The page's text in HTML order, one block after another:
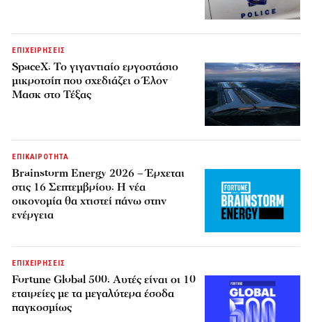
ΕΠΙΧΕΙΡΗΣΕΙΣ
SpaceX: Το γιγαντιαίο εργοστάσιο
μικροτσίπ που σχεδιάζει ο Έλον
Μασκ στο Τέξας
ΕΠΙΚΑΙΡΟΤΗΤΑ
Brainstorm Energy 2026 – Έρχεται
στις 16 Σεπτεμβρίου: Η νέα
οικονομία θα χτιστεί πάνω στην
ενέργεια
ΕΠΙΧΕΙΡΗΣΕΙΣ
Fortune Global 500: Αυτές είναι οι 10
εταιρείες με τα μεγαλύτερα έσοδα
παγκοσμίως